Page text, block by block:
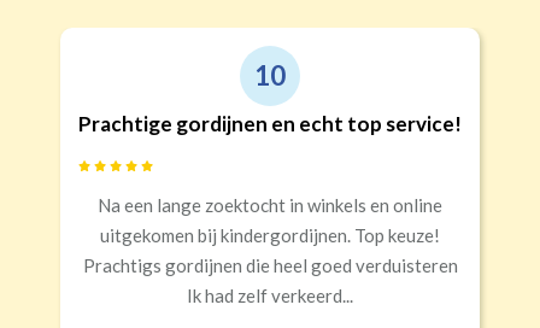
10
Prachtige gordijnen en echt top service!
Na een lange zoektocht in winkels en online
uitgekomen bij kindergordijnen. Top keuze!
Prachtigs gordijnen die heel goed verduisteren
Ik had zelf verkeerd...